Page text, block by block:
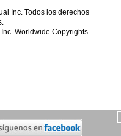
Inc. Todos los derechos
Worldwide Copyrights.